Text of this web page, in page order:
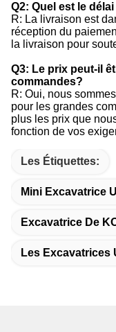
Q2: Quel est le
R: La livraison est
réception du
la livraison pour
Q3: Le prix peut-il
commandes?
R: Oui, nous
pour les grandes
plus les prix que
fonction de vos
Les Étiquettes:
Mini Excavatrice
Excavatrice De
Les Excavatrices